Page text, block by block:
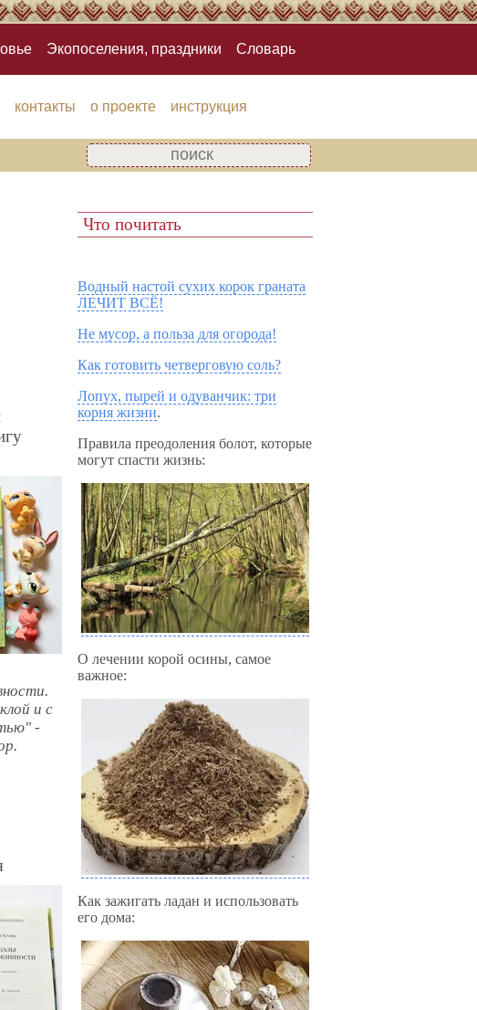
Экопоселения, праздники Словарь
контакты о проекте инструкция
и с
-
Что почитать
Водный настой сухих корок граната
ЛЕЧИТ ВСЁ!
Не мусор, а польза для огорода!
Как готовить четверговую соль?
Лопух, пырей и одуванчик: три
корня жизни.
Правила преодоления болот, которые
могут спасти жизнь:
О лечении корой осины, самое
важное:
Как зажигать ладан и использовать
его дома: